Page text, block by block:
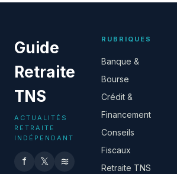
Guide
Retraite
TNS
ACTUALITÉS
RETRAITE
INDÉPENDANT
f 𝕏 ≋
RUBRIQUES
Banque &
Bourse
Crédit &
Financement
Conseils
Fiscaux
Retraite TNS